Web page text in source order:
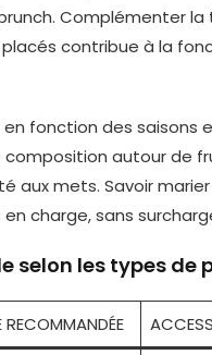
Complémenter
contribue à la
fonction des saisons
composition autour de
aux mets. Savoir
charge, sans
selon les types de
RECOMMANDÉE